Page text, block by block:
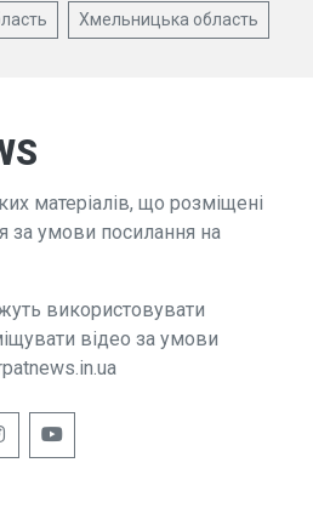
Хмельницька область
матеріалів, що розміщені
за умови посилання на
використовувати
відео за умови